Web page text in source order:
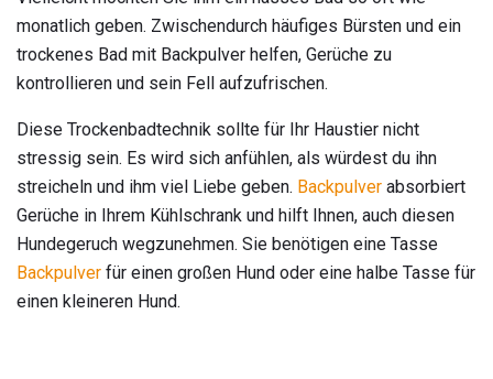
monatlich geben. Zwischendurch häufiges Bürsten und ein
trockenes Bad mit Backpulver helfen, Gerüche zu
kontrollieren und sein Fell aufzufrischen.
Diese Trockenbadtechnik sollte für Ihr Haustier nicht
stressig sein. Es wird sich anfühlen, als würdest du ihn
streicheln und ihm viel Liebe geben. Backpulver absorbiert
Gerüche in Ihrem Kühlschrank und hilft Ihnen, auch diesen
Hundegeruch wegzunehmen. Sie benötigen eine Tasse
Backpulver für einen großen Hund oder eine halbe Tasse für
einen kleineren Hund.